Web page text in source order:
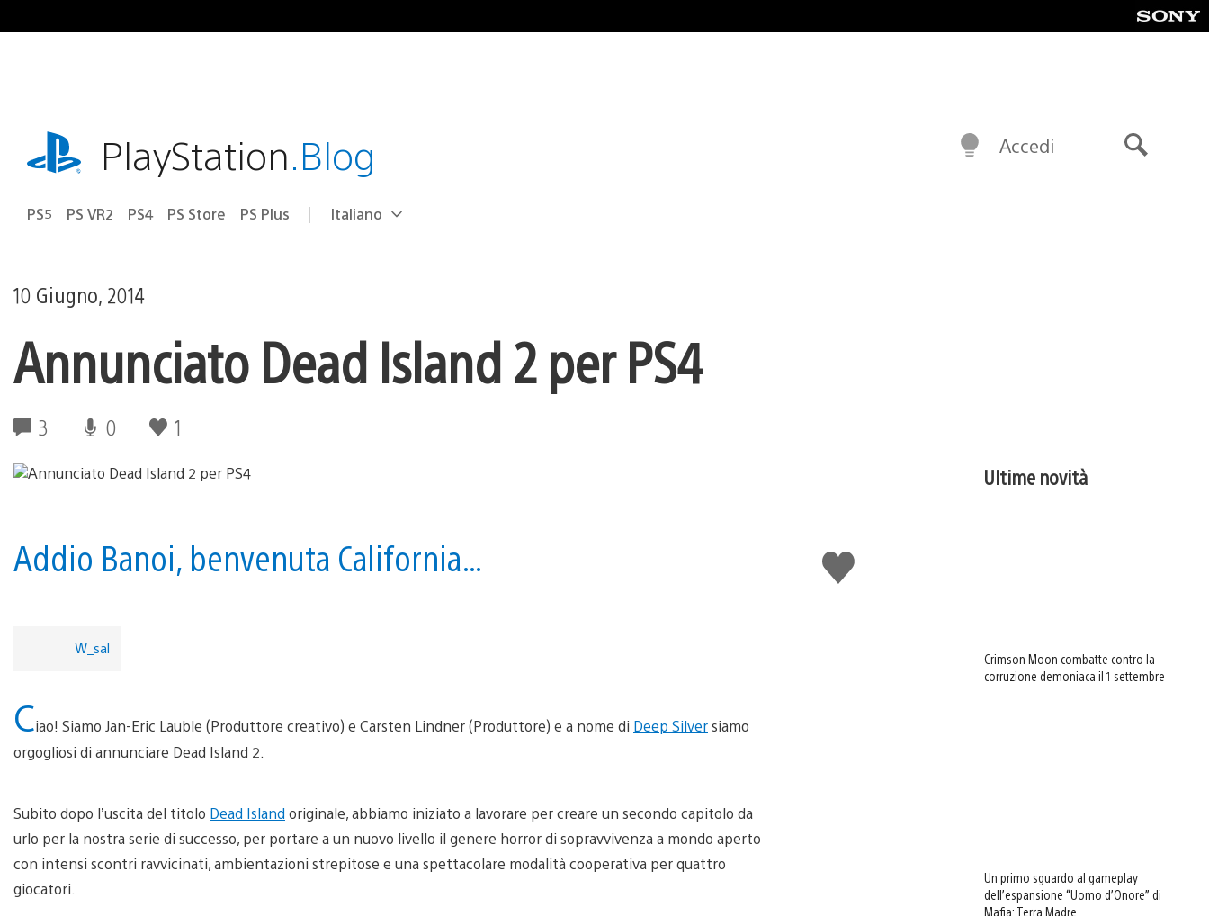
al
playstation.comPlayStation.Blog
PS5 PS VR2 PS4 PS Store PS Plus Seleziona
Regione
Italiano
Accedi
10 Giugno, 2014
Annunciato Dead Island 2 per PS4
3 0 1
Mi
piace
Addio Banoi, benvenuta California…
W_sal
Ciao! Siamo Jan-Eric Lauble (Produttore creativo) e Carsten Lindner (Produttore) e a nome di Deep Silversiamo
orgogliosi di annunciare Dead Island 2.
Subito dopo l’uscita del titolo Dead Island originale, abbiamo iniziato a lavorare per creare un secondo capitolo da
urlo per la nostra serie di successo, per portare a un nuovo livello il genere horror di sopravvivenza a mondo aperto
con intensi scontri ravvicinati, ambientazioni strepitose e una spettacolare modalità cooperativa per quattro
giocatori.
Ultime novità
Crimson Moon combatte contro la
corruzione demoniaca il 1 settembre
Un primo sguardo al gameplay
dell’espansione “Uomo d’Onore” di
Mafia: Terra Madre